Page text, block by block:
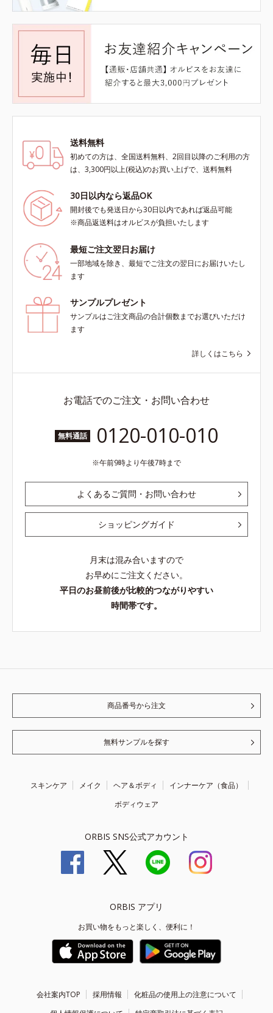
送料無料
初めての方は、全国送料無料、2回目以降のご利用の方
は、3,300円以上(税込)のお買い上げで、送料無料
30日以内なら返品OK
開封後でも発送日から30日以内であれば返品可能
※商品返送料はオルビスが負担いたします
最短ご注文翌日お届け
一部地域を除き、最短でご注文の翌日にお届けいたし
ます
サンプルプレゼント
サンプルはご注文商品の合計個数までお選びいただけ
ます
詳しくはこちら
お電話でのご注文・お問い合わせ
無料通話 0120-010-010
午前9時より午後7時まで
よくあるご質問・お問い合わせ
ショッピングガイド
月末は混み合いますので
お早めにご注文ください。
平日のお昼前後が比較的つながりやすい
時間帯です。
商品番号から注文
無料サンプルを探す
スキンケア メイク ヘア＆ボディ
インナーケア（食品）
ボディウェア
ORBIS SNS公式アカウント
ORBIS アプリ
お買い物をもっと楽しく、便利に！
会社案内TOP 採用情報
化粧品の使用上の注意について